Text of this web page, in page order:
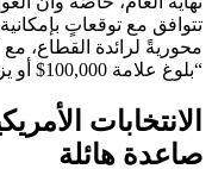
“بلوغ علامة 100,000$ أو يزيد” خلال استقبال عام 2025.
الانتخابات
صاعدة هائلة